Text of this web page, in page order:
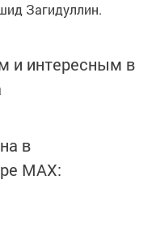
Загидуллин.
и интересным в
в
MАХ: